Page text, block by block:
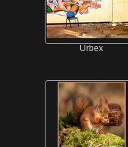
Urbex